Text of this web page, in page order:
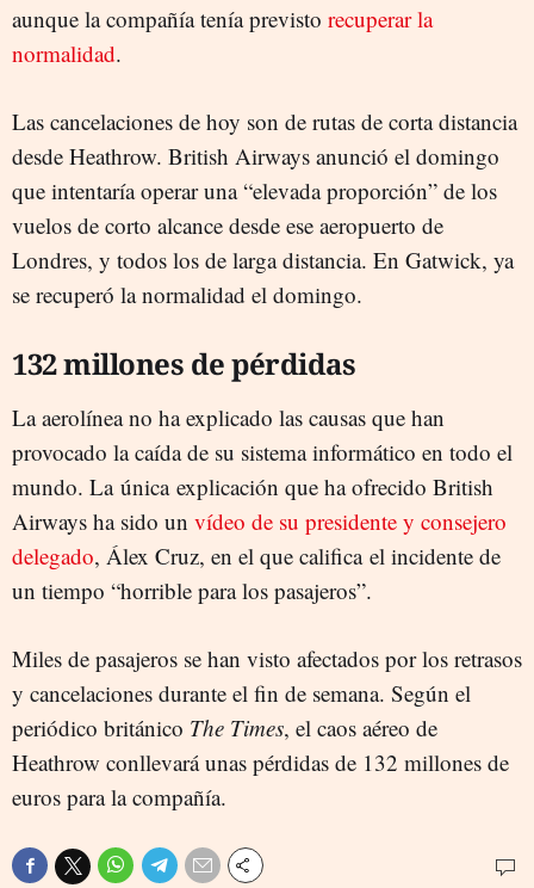
aunque la compañía tenía previsto recuperar la
normalidad.
Las cancelaciones de hoy son de rutas de corta distancia
desde Heathrow. British Airways anunció el domingo
que intentaría operar una “elevada proporción” de los
vuelos de corto alcance desde ese aeropuerto de
Londres, y todos los de larga distancia. En Gatwick, ya
se recuperó la normalidad el domingo.
132 millones de pérdidas
La aerolínea no ha explicado las causas que han
provocado la caída de su sistema informático en todo el
mundo. La única explicación que ha ofrecido British
Airways ha sido un vídeo de su presidente y consejero
delegado, Álex Cruz, en el que califica el incidente de
un tiempo “horrible para los pasajeros”.
Miles de pasajeros se han visto afectados por los retrasos
y cancelaciones durante el fin de semana. Según el
periódico británico The Times, el caos aéreo de
Heathrow conllevará unas pérdidas de 132 millones de
euros para la compañía.